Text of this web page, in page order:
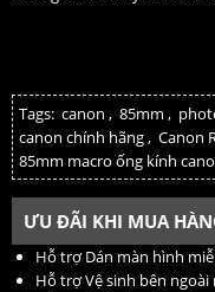
Tags: canon , 85mm ,
canon chính hãng, Canon
85mm macro ống kính
ƯU ĐÃI KHI MUA
Hỗ trợ Dán màn hình
Hỗ trợ Vệ sinh bên